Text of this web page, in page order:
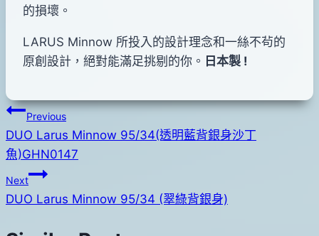
的損壞。
LARUS Minnow 所投入的設計理念和一絲不茍的
原創設計，絕對能滿足挑剔的你。 日本製 !
文
章
導
覽
Previous
DUO Larus Minnow 95/34(透明藍背銀身沙丁
魚)GHN0147
Next
DUO Larus Minnow 95/34 (翠綠背銀身)